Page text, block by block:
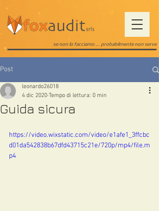
se non lo facciamo ... probabilmente non serve
Post
Guida sicura
leonardo26018
4 dic 2020 Tempo di lettura: 0 min
https://video.wixstatic.com/video/e1afe1_3ffcbc
d01da542838b67dfd43715c21e/720p/mp4/file.m
p4